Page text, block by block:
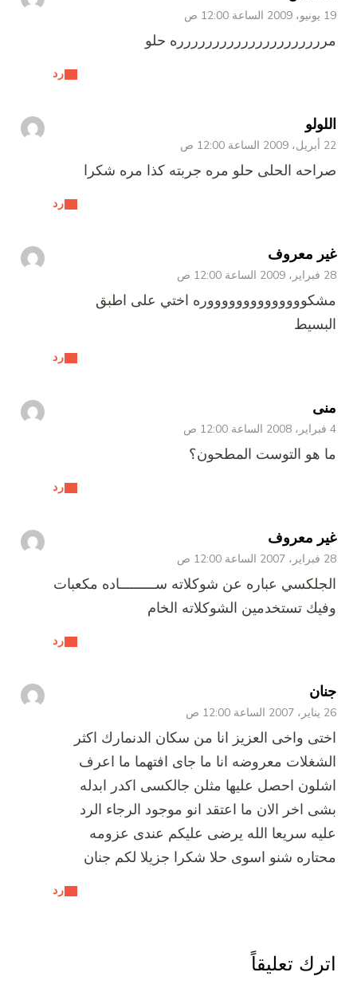
19 يونيو، 2009 الساعة 12:00 ص
رد
مررررررررررررررررررررره حلو
اللولو
22 أبريل، 2009 الساعة 12:00 ص
رد
صراحه الحلى حلو مره جربته كذا مره شكرا
غير معروف
28 فبراير، 2009 الساعة 12:00 ص
رد
مشكووووووووووووووره اختي على اطبق
البسيط
منى
4 فبراير، 2008 الساعة 12:00 ص
رد
ما هو التوست المطحون؟
غير معروف
28 فبراير، 2007 الساعة 12:00 ص
رد
الجلكسي عباره عن شوكلاته ســـــــــاده مكعبات
وفيك تستخدمين الشوكلاته الخام
جنان
26 يناير، 2007 الساعة 12:00 ص
رد
اختى واخى العزيز انا من سكان الدنمارك اكثر
الشغلات معروضه انا ما جاى افتهما ما اعرف
اشلون احصل عليها مثلن جالكسى اكدر ابدله
بشى اخر الان ما اعتقد انو موجود الرجاء الرد
عليه سريعا الله يرضى عليكم عندى عزومه
محتاره شنو اسوى حلا شكرا جزيلا لكم جنان
اترك تعليقاً